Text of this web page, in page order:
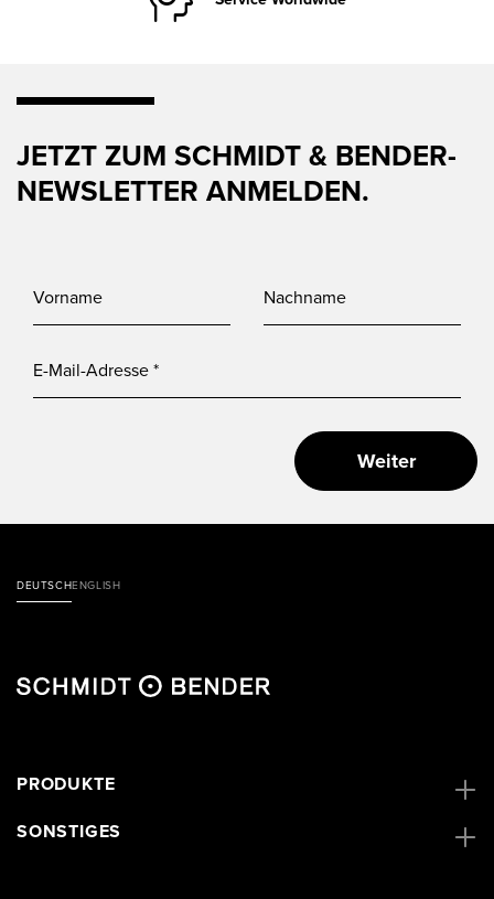
DEUTSCHENGLISH
PRODUKTE
SONSTIGES
JETZT ZUM SCHMIDT & BENDER-
NEWSLETTER ANMELDEN.
Weiter